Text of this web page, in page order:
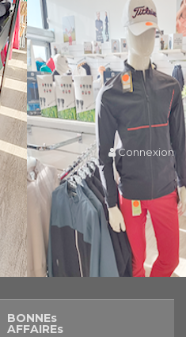
Connexion
BONNEs
AFFAIREs